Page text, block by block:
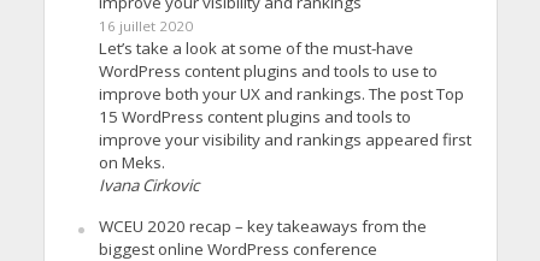
16 juillet 2020
Let’s take a look at some of the must-have
WordPress content plugins and tools to use to
improve both your UX and rankings. The post Top
15 WordPress content plugins and tools to
improve your visibility and rankings appeared first
on Meks.
Ivana Cirkovic
WCEU 2020 recap – key takeaways from the
biggest online WordPress conference